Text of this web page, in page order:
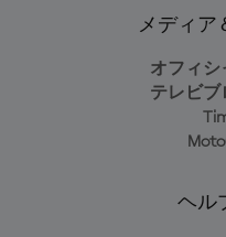
メディア
オフィシ
テレビブ
ヘル